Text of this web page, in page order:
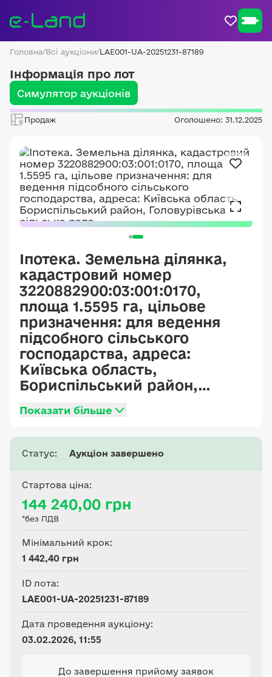
Головна/Всі аукціони/LAE001-UA-20251231-87189
Інформація про лот
Симулятор аукціонів
Продаж Оголошено: 31.12.2025
Іпотека. Земельна ділянка,
кадастровий номер
3220882900:03:001:0170,
площа 1.5595 га, цільове
призначення: для ведення
підсобного сільського
господарства, адреса:
Київська область,
Бориспільський район,
Показати більше
Статус: Аукціон завершено
Стартова ціна:
144 240,00 грн
*без ПДВ
Мінімальний крок:
1 442,40 грн
ID лота:
LAE001-UA-20251231-87189
Дата проведення аукціону:
03.02.2026, 11:55
До завершення прийому заявок